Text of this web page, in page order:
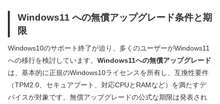
Windows11 への無償アップグレード条件と期
限
Windows10のサポート終了が迫り、多くのユーザーがWindows11
への移行を検討しています。 Windows11への無償アップグレード
は、基本的に正規のWindows10ライセンスを所有し、互換性要件
（TPM2.0、セキュアブート、対応CPUとRAMなど）を満たすデ
バイスが対象です。無償アップグレードの公式な期限は発表され